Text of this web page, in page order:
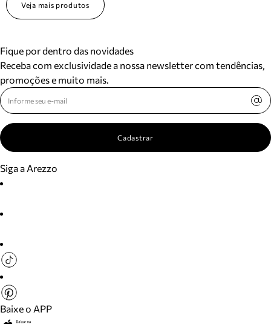
Veja mais produtos
Fique por dentro das novidades
Receba com exclusividade a nossa newsletter com tendências,
promoções e muito mais.
Cadastrar
Siga a Arezzo
Baixe o APP